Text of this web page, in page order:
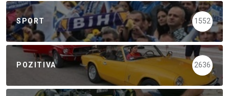
SPORT 1552
POZITIVA 2636